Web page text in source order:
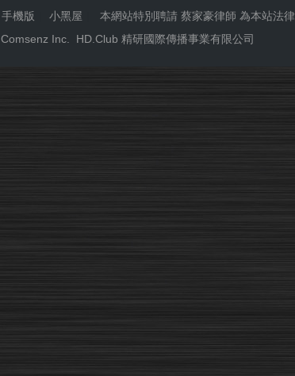
手機版 小黑屋 本網站特別聘請 蔡家豪律師 為本站法
Comsenz Inc. HD.Club 精研國際傳播事業有限公司